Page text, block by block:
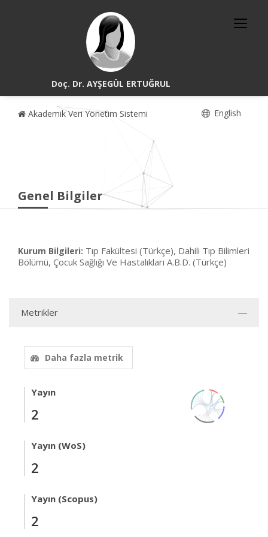
Doç. Dr. AYŞEGÜL ERTUĞRUL
Akademik Veri Yönetim Sistemi English
Genel Bilgiler
Kurum Bilgileri: Tıp Fakültesi (Türkçe), Dahili Tıp Bilimleri
Bölümü, Çocuk Sağlığı Ve Hastalıkları A.B.D. (Türkçe)
Metrikler
Daha fazla metrik
Yayın
2
Yayın (WoS)
2
Yayın (Scopus)
2